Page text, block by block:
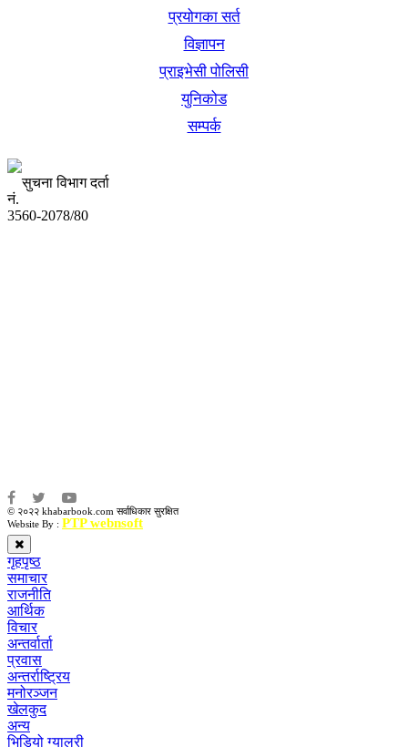
प्रयोगका सर्त
विज्ञापन
प्राइभेसी पोलिसी
युनिकोड
सम्पर्क
सुचना विभाग दर्ता
नं.
3560-2078/80
© २०२२ khabarbook.com सर्वाधिकार सुरक्षित
Website By : PTP webnsoft
गृहपृष्ठ
समाचार
राजनीति
आर्थिक
विचार
अन्तर्वार्ता
प्रवास
अन्तर्राष्ट्रिय
मनोरञ्जन
खेलकुद
अन्य
भिडियो ग्यालरी